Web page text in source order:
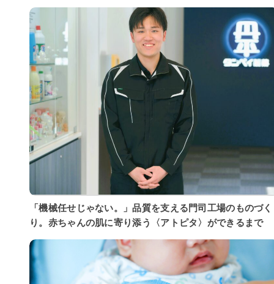
「機械任せじゃない。」品質を支える門司工場のものづく
り。赤ちゃんの肌に寄り添う〈アトピタ〉ができるまで